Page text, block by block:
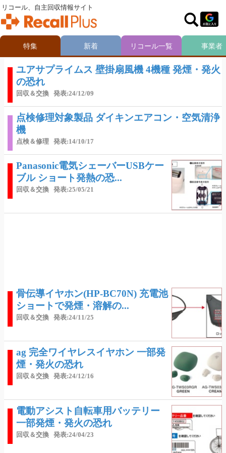
ユアサプライムス 壁掛扇風機 4機種 発煙・発火
の恐れ
回収＆交換 発表:24/12/09
点検修理対象製品 ダイキンエアコン・空気清浄
機
点検＆修理 発表:14/10/17
Panasonic電気シェーバーUSBケー
ブル ショート発熱の恐...
回収＆交換 発表:25/05/21
骨伝導イヤホン(HP-BC70N) 充電池
ショートで発煙・溶解の...
回収＆交換 発表:24/11/25
ag 完全ワイヤレスイヤホン 一部発
煙・発火の恐れ
回収＆交換 発表:24/12/16
電動アシスト自転車用バッテリー
一部発煙・発火の恐れ
回収＆交換 発表:24/04/23
リコール、自主回収情報サイト
特集 新着 リコール一覧 事業者